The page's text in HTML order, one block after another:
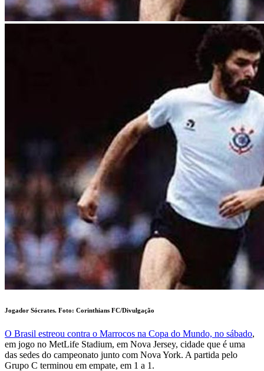
Jogador Sócrates. Foto: Corinthians FC/Divulgação
O Brasil estreou contra o Marrocos na Copa do Mundo, no sábado,
em jogo no MetLife Stadium, em Nova Jersey, cidade que é uma
das sedes do campeonato junto com Nova York. A partida pelo
Grupo C terminou em empate, em 1 a 1.